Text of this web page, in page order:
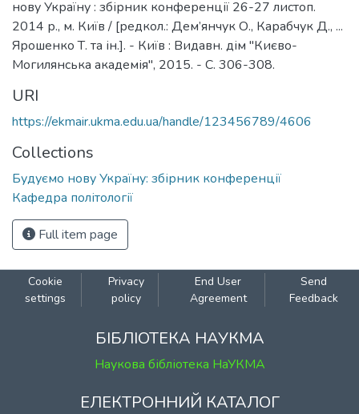
нову Україну : збірник конференції 26-27 листоп.
2014 р., м. Київ / [редкол.: Дем’янчук О., Карабчук Д., ...
Ярошенко Т. та ін.]. - Київ : Видавн. дім "Києво-
Могилянська академія", 2015. - С. 306-308.
URI
https://ekmair.ukma.edu.ua/handle/123456789/4606
Collections
Будуємо нову Україну: збірник конференції
Кафедра політології
Full item page
Cookie
settings
Privacy
policy
End User
Agreement
Send
Feedback
БІБЛІОТЕКА НАУКМА
Наукова бібліотека НаУКМА
ЕЛЕКТРОННИЙ КАТАЛОГ